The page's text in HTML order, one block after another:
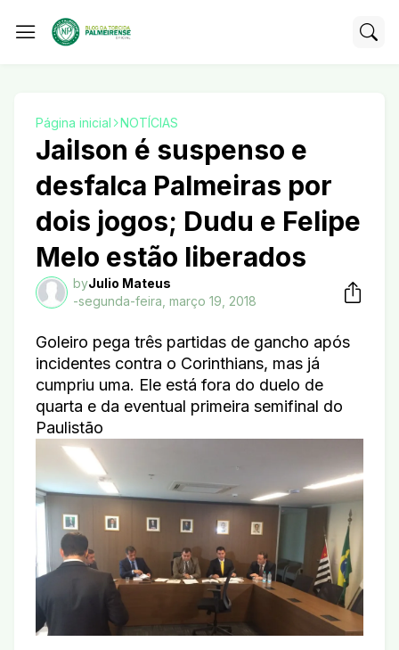
Página inicial NOTÍCIAS
Jailson é suspenso e
desfalca Palmeiras por
dois jogos; Dudu e Felipe
Melo estão liberados
byJulio Mateus
-segunda-feira, março 19, 2018
Goleiro pega três partidas de gancho após
incidentes contra o Corinthians, mas já
cumpriu uma. Ele está fora do duelo de
quarta e da eventual primeira semifinal do
Paulistão